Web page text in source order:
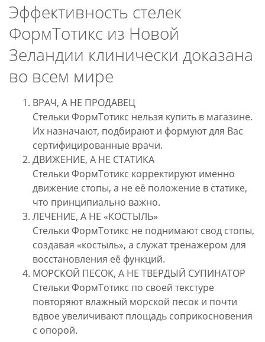
Эффективность стелек
ФормТотикс из Новой
Зеландии клинически доказана
во всем мире
ВРАЧ, А НЕ ПРОДАВЕЦ
Стельки ФормТотикс нельзя купить в магазине.
Их назначают, подбирают и формуют для Вас
сертифицированные врачи.
ДВИЖЕНИЕ, А НЕ СТАТИКА
Стельки ФормТотикс корректируют именно
движение стопы, а не её положение в статике,
что принципиально важно.
ЛЕЧЕНИЕ, А НЕ «КОСТЫЛЬ»
Стельки ФормТотикс не поднимают свод стопы,
создавая «костыль», а служат тренажером для
восстановления её функций.
МОРСКОЙ ПЕСОК, А НЕ ТВЕРДЫЙ СУПИНАТОР
Стельки ФормТотикс по своей текстуре
повторяют влажный морской песок и почти
вдвое увеличивают площадь соприкосновения
с опорой.